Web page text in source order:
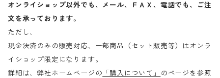
オンライショップ以外でも、メール、ＦＡＸ、電話でも、ご注
文を承っております。
ただし、
現金決済のみの販売対応、一部商品（セット販売等）はオンラ
イショップ限定になります。
詳細は、弊社ホームページの 「購入について」
のページを参照